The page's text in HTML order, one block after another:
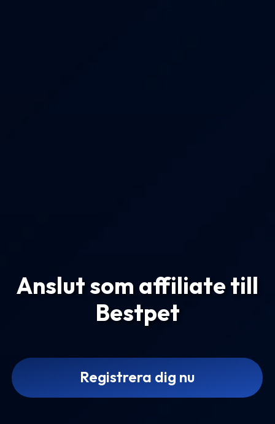
Anslut som affiliate till
Bestpet
Registrera dig nu